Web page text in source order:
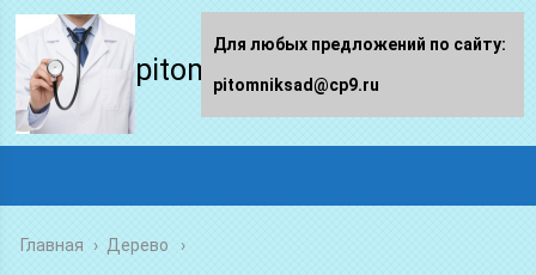
pitomniksad.ru
Главная › Дерево
Для любых предложений по сайту:
pitomniksad@cp9.ru